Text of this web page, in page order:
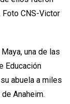
CNS-Victor
una de las
Educación
abuela a miles
Anaheim.